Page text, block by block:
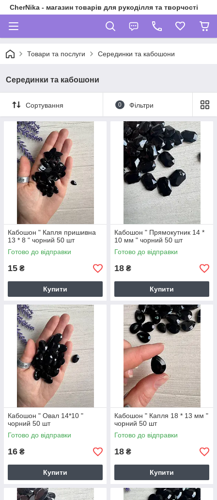
CherNika - магазин товарів для рукоділля та творчості
Товари та послуги Серединки та кабошони
Серединки та кабошони
Сортування 0 Фільтри
Кабошон " Капля пришивна
13 * 8 " чорний 50 шт
Готово до відправки
15 ₴
Купити
Кабошон " Прямокутник 14 *
10 мм " чорний 50 шт
Готово до відправки
18 ₴
Купити
Кабошон " Овал 14*10 "
чорний 50 шт
Готово до відправки
16 ₴
Купити
Кабошон " Капля 18 * 13 мм "
чорний 50 шт
Готово до відправки
18 ₴
Купити